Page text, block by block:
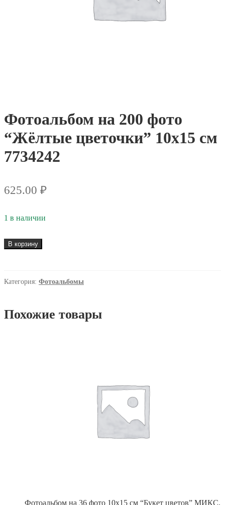
Фотоальбом на 200 фото
“Жёлтые цветочки” 10х15 см
7734242
625.00 ₽
1 в наличии
В корзину
Категория: Фотоальбомы
Похожие товары
Фотоальбом на 36 фото 10х15 см “Букет цветов” МИКС,